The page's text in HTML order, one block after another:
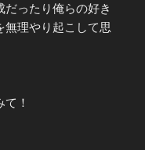
ったり俺らの好き
無理やり起こして思
！